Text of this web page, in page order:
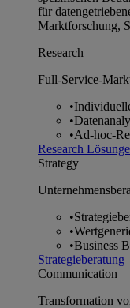
für
Marktforschung,
Research
Full-Service-
•
•
•Ad-hoc-
Research
Strategy
•
•
•Business
Strategieberatung
Communication
Transformation